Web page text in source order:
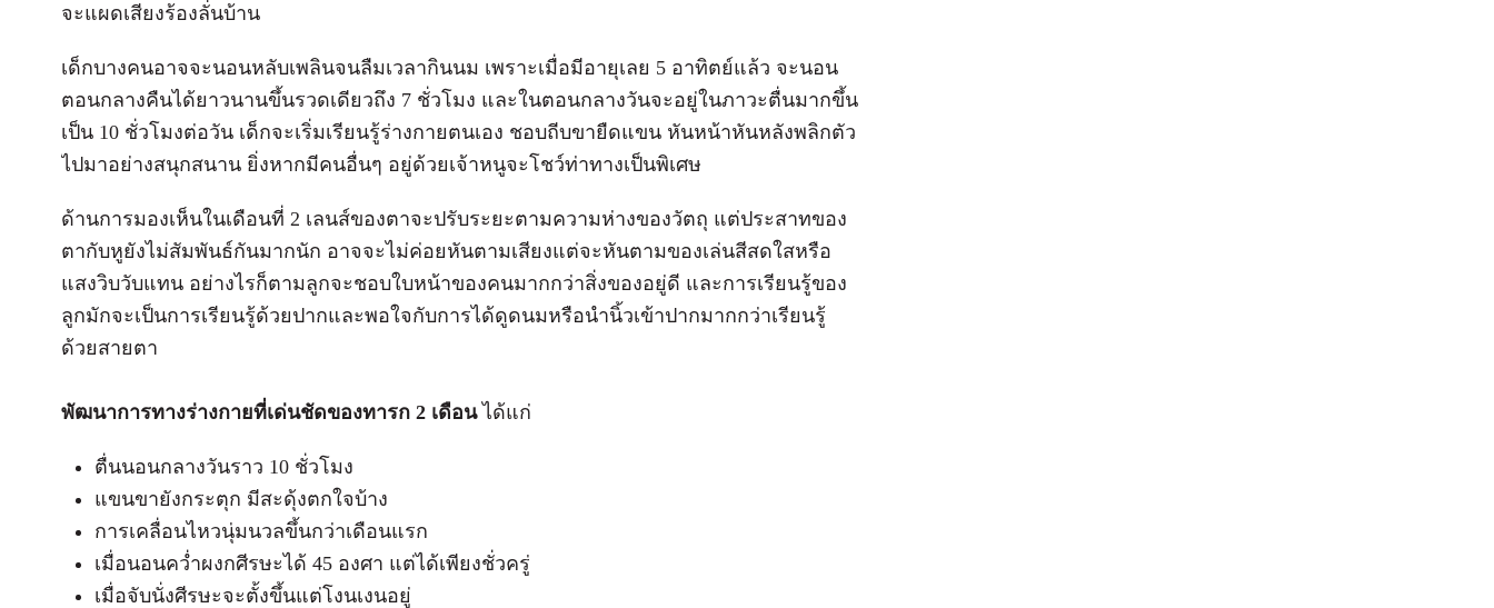
จะแผดเสียงร้องลั่นบ้าน
เด็กบางคนอาจจะนอนหลับเพลินจนลืมเวลากินนม เพราะเมื่อมีอายุเลย 5 อาทิตย์แล้ว จะนอน
ตอนกลางคืนได้ยาวนานขึ้นรวดเดียวถึง 7 ชั่วโมง และในตอนกลางวันจะอยู่ในภาวะตื่นมากขึ้น
เป็น 10 ชั่วโมงต่อวัน เด็กจะเริ่มเรียนรู้ร่างกายตนเอง ชอบถีบขายืดแขน หันหน้าหันหลังพลิกตัว
ไปมาอย่างสนุกสนาน ยิ่งหากมีคนอื่นๆ อยู่ด้วยเจ้าหนูจะโชว์ท่าทางเป็นพิเศษ
ด้านการมองเห็นในเดือนที่ 2 เลนส์ของตาจะปรับระยะตามความห่างของวัตถุ แต่ประสาทของ
ตากับหูยังไม่สัมพันธ์กันมากนัก อาจจะไม่ค่อยหันตามเสียงแต่จะหันตามของเล่นสีสดใสหรือ
แสงวิบวับแทน อย่างไรก็ตามลูกจะชอบใบหน้าของคนมากกว่าสิ่งของอยู่ดี และการเรียนรู้ของ
ลูกมักจะเป็นการเรียนรู้ด้วยปากและพอใจกับการได้ดูดนมหรือนำนิ้วเข้าปากมากกว่าเรียนรู้
ด้วยสายตา
พัฒนาการทางร่างกายที่เด่นชัดของทารก 2 เดือนได้แก่
ตื่นนอนกลางวันราว 10 ชั่วโมง
แขนขายังกระตุก มีสะดุ้งตกใจบ้าง
การเคลื่อนไหวนุ่มนวลขึ้นกว่าเดือนแรก
เมื่อนอนคว่ำผงกศีรษะได้ 45 องศา แต่ได้เพียงชั่วครู่
เมื่อจับนั่งศีรษะจะตั้งขึ้นแต่โงนเงนอยู่